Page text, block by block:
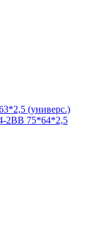
(универс.)
2BB 75*64*2,5